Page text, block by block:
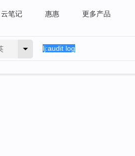
云笔记 惠惠 更多产品